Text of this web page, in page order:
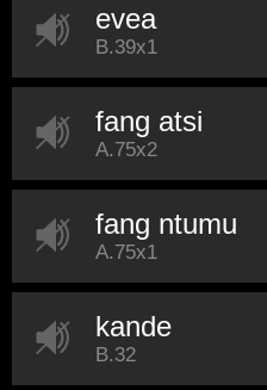
evea
B.39x1
fang atsi
A.75x2
fang ntumu
A.75x1
kande
B.32